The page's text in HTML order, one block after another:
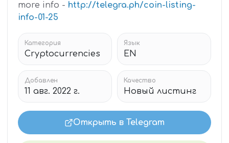
more info - http://telegra.ph/coin-listing-
info-01-25
Категория
Cryptocurrencies
Язык
EN
Добавлен
11 авг. 2022 г.
Качество
Новый листинг
Открыть в Telegram